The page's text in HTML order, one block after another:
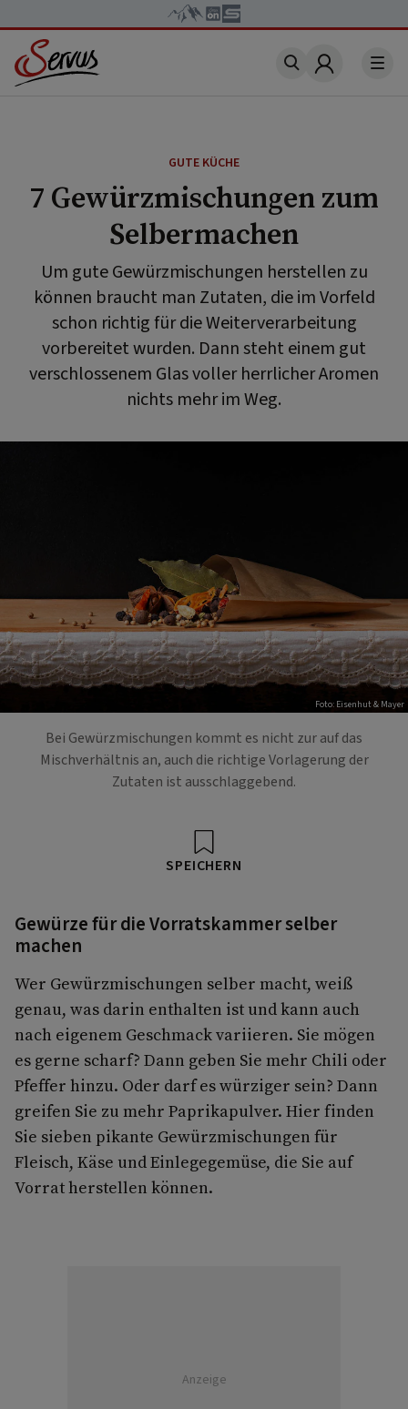
Account
GUTE KÜCHE
7 Gewürzmischungen zum
Selbermachen
Um gute Gewürzmischungen herstellen zu
können braucht man Zutaten, die im Vorfeld
schon richtig für die Weiterverarbeitung
vorbereitet wurden. Dann steht einem gut
verschlossenem Glas voller herrlicher Aromen
nichts mehr im Weg.
Foto: Eisenhut & Mayer
Bei Gewürzmischungen kommt es nicht zur auf das
Mischverhältnis an, auch die richtige Vorlagerung der
Zutaten ist ausschlaggebend.
SPEICHERN
Gewürze für die Vorratskammer selber
machen
Wer Gewürzmischungen selber macht, weiß
genau, was darin enthalten ist und kann auch
nach eigenem Geschmack variieren. Sie mögen
es gerne scharf? Dann geben Sie mehr Chili oder
Pfeffer hinzu. Oder darf es würziger sein? Dann
greifen Sie zu mehr Paprikapulver. Hier finden
Sie sieben pikante Gewürzmischungen für
Fleisch, Käse und Einlegegemüse, die Sie auf
Vorrat herstellen können.
Anzeige